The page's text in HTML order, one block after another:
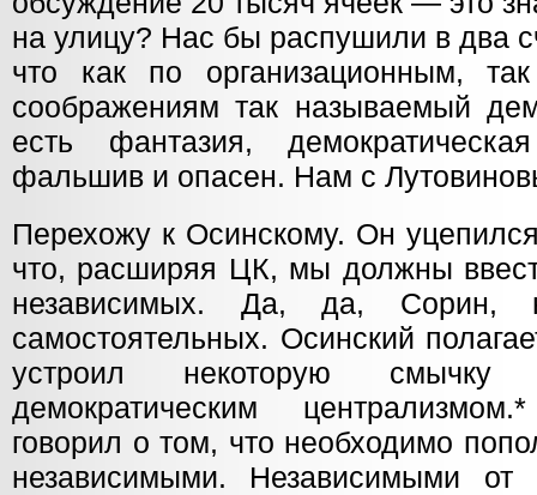
на улицу? Нас бы распушили в два
что как по организационным,
соображениям так называемый
есть фантазия,
фальшив и опасен. Нам с
Перехожу к Осинскому. Он
что, расширяя ЦК, мы должны
независимых. Да, да, Сорин,
самостоятельных. Осинский
устроил некоторую
демократическим
говорил о том, что необходимо
независимыми. Независимыми